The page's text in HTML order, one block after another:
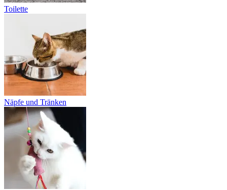
Toilette
Näpfe und Tränken